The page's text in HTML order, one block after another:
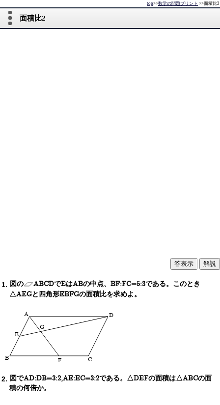
面積比2
top>>数学の問題プリント >>面積比2
解説
図の
ABCDでEはABの中点、BF:FC=5:3である。このとき
△AEGと四角形EBFGの面積比を求めよ。
A
B C
D
E
F
G
図でAD:DB=3:2,AE:EC=3:2である。△DEFの面積は△ABCの面
積の何倍か。